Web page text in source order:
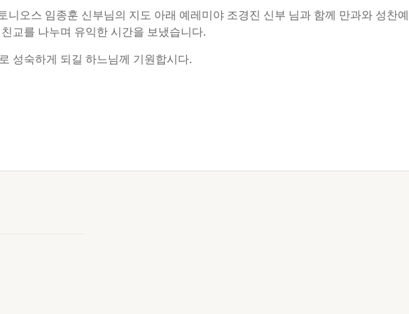
니오스 임종훈 신부님의 지도 아래 예레미야 조경진 신부 님과 함께 만과와 성찬
교를 나누며 유익한 시간을 보냈습니다.
성숙하게 되길 하느님께 기원합시다.